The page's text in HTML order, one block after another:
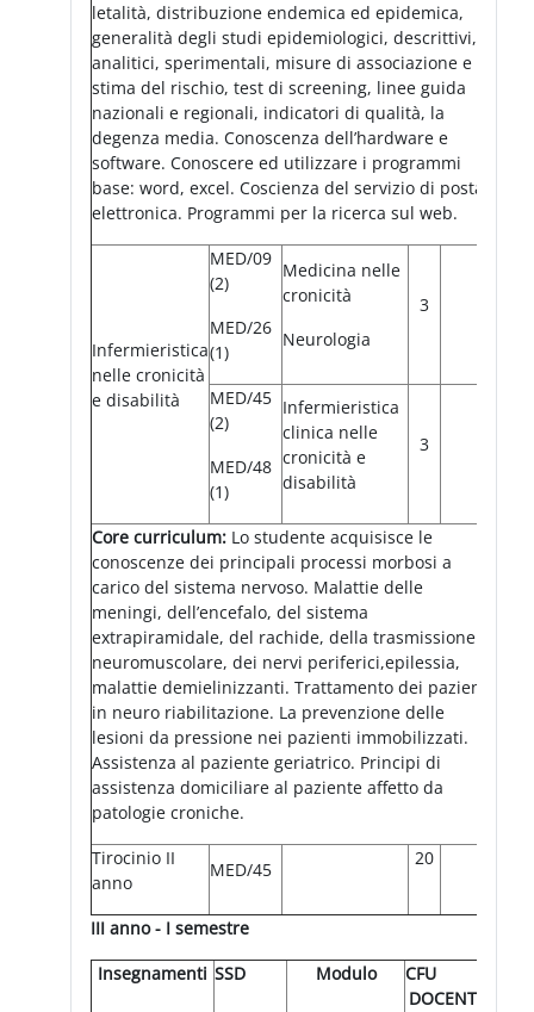
letalità, distribuzione endemica ed epidemica,
generalità degli studi epidemiologici, descrittivi,
analitici, sperimentali, misure di associazione e
stima del rischio, test di screening, linee guida
nazionali e regionali, indicatori di qualità, la
degenza media. Conoscenza dell’hardware e
software. Conoscere ed utilizzare i programmi
base: word, excel. Coscienza del servizio di posta
elettronica. Programmi per la ricerca sul web.
Infermieristica
nelle cronicità
e disabilità
MED/09
(2)
MED/26
(1)
Medicina nelle
cronicità
Neurologia
3
MED/45
(2)
MED/48
(1)
Infermieristica
clinica nelle
cronicità e
disabilità
3
Core curriculum: Lo studente acquisisce le
conoscenze dei principali processi morbosi a
carico del sistema nervoso. Malattie delle
meningi, dell’encefalo, del sistema
extrapiramidale, del rachide, della trasmissione
neuromuscolare, dei nervi periferici,epilessia,
malattie demielinizzanti. Trattamento dei pazienti
in neuro riabilitazione. La prevenzione delle
lesioni da pressione nei pazienti immobilizzati.
Assistenza al paziente geriatrico. Principi di
assistenza domiciliare al paziente affetto da
patologie croniche.
Tirocinio II
anno
MED/45
20
III anno - I semestre
Insegnamenti SSD Modulo
CFU
DOCENTE